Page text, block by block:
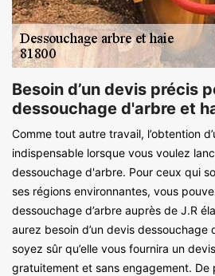
Besoin d’un devis précis
dessouchage d'arbre et
Comme tout autre travail, l’obtention
indispensable lorsque vous voulez
dessouchage d'arbre. Pour ceux qui
ses régions environnantes, vous
dessouchage d’arbre auprès de J.R
aurez besoin d’un devis dessouchage
soyez sûr qu’elle vous fournira un
gratuitement et sans engagement. De